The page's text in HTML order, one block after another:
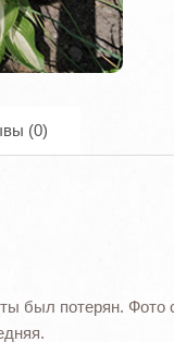
(0)
был потерян. Фото